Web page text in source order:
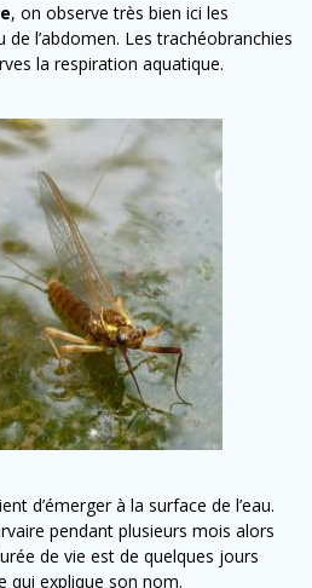
, on observe très bien ici les
l’abdomen. Les trachéobranchies
la respiration aquatique.
d’émerger à la surface de l’eau.
pendant plusieurs mois alors
de vie est de quelques jours
qui explique son nom.